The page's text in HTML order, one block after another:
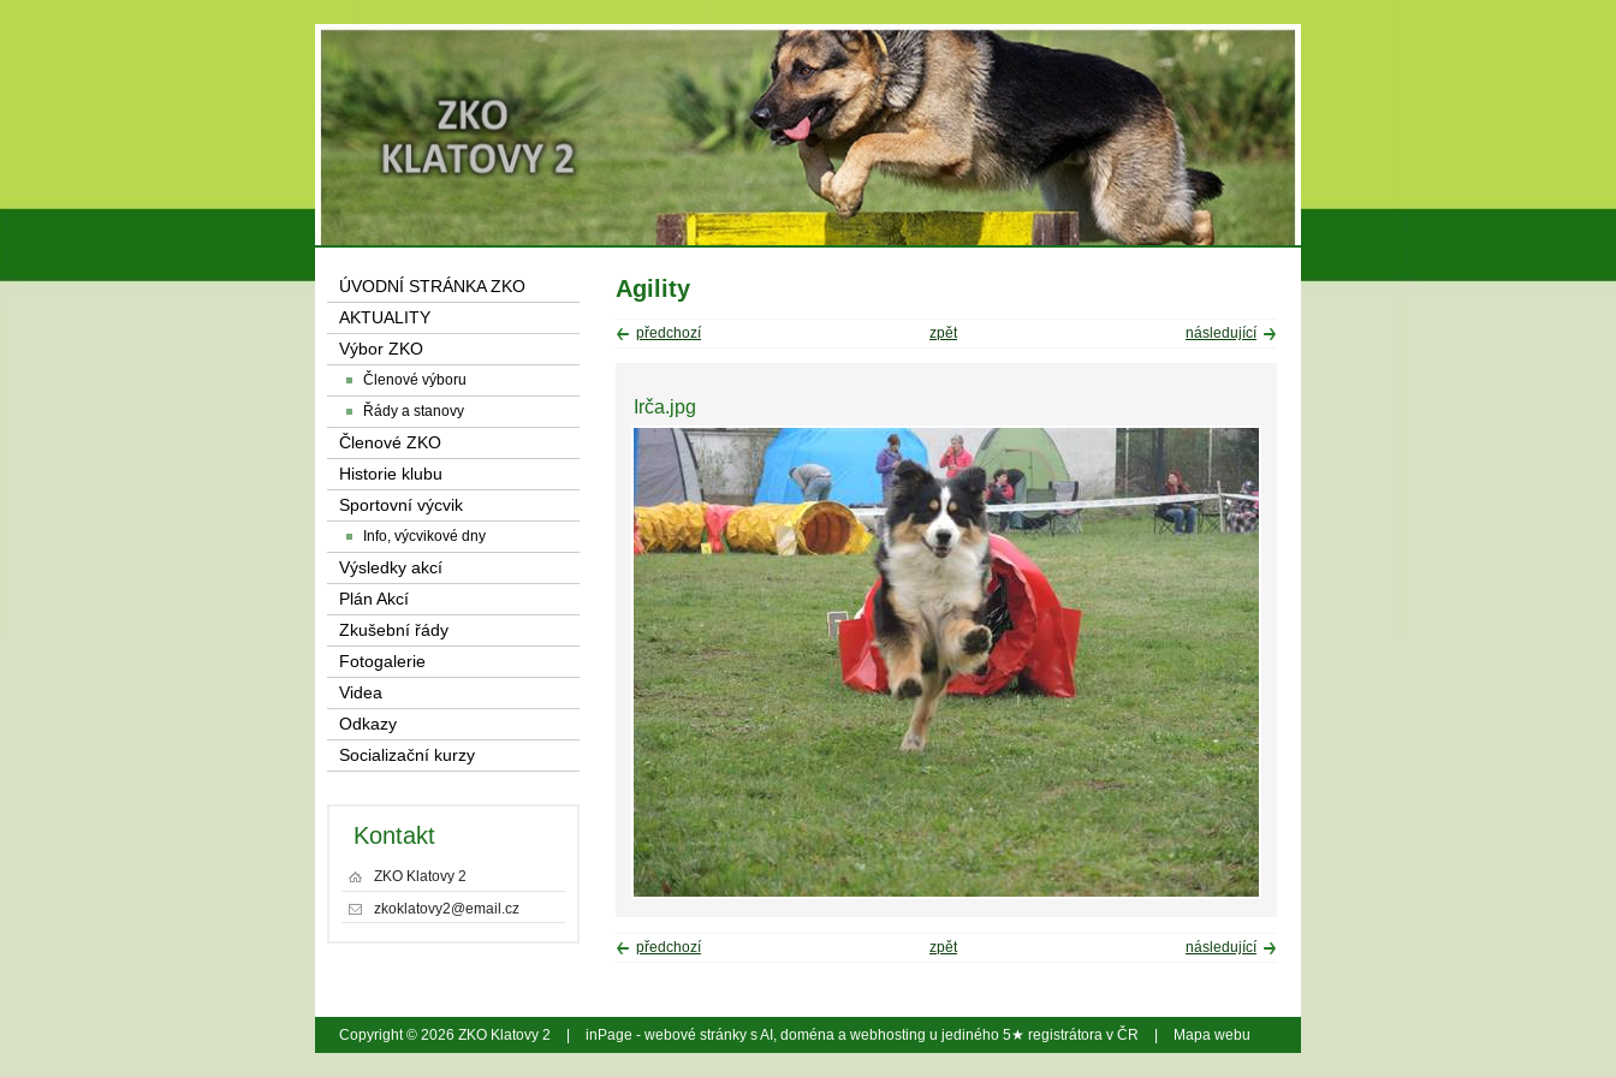
Agility
předchozí následující
zpět
Irča.jpg
předchozí následující
zpět
ÚVODNÍ STRÁNKA ZKO
AKTUALITY
Výbor ZKO
Členové výboru
Řády a stanovy
Členové ZKO
Historie klubu
Sportovní výcvik
Info, výcvikové dny
Výsledky akcí
Plán Akcí
Zkušební řády
Fotogalerie
Videa
Odkazy
Socializační kurzy
Kontakt
ZKO Klatovy 2
zkoklatovy2@email.cz
Copyright © 2026 ZKO Klatovy 2 | inPage - webové stránky s AI, doména a webhosting u jediného 5★ registrátora v ČR | Mapa webu